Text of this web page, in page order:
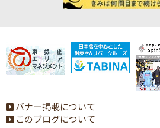
バナー掲載について
このブログについて